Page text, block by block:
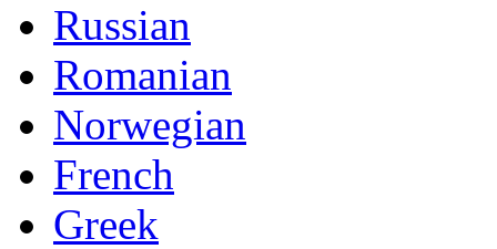
Russian
Romanian
Norwegian
French
Greek